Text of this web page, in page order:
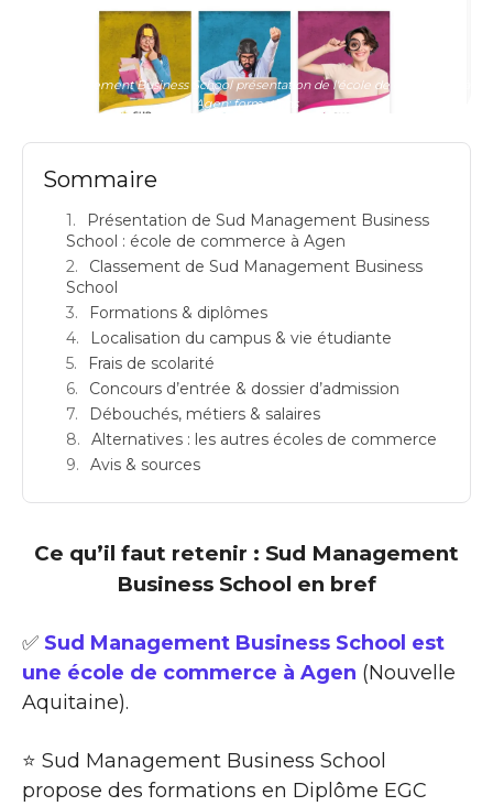
Sud Management Business School présentation de l'école de commerce à
Agen: formations
Sommaire
Présentation de Sud Management Business
School : école de commerce à Agen
Classement de Sud Management Business
School
Formations & diplômes
Localisation du campus & vie étudiante
Frais de scolarité
Concours d’entrée & dossier d’admission
Débouchés, métiers & salaires
Alternatives : les autres écoles de commerce
Avis & sources
Ce qu’il faut retenir : Sud Management
Business School en bref
✅ Sud Management Business School est
une école de commerce à Agen (Nouvelle
Aquitaine).
⭐ Sud Management Business School
propose des formations en Diplôme EGC